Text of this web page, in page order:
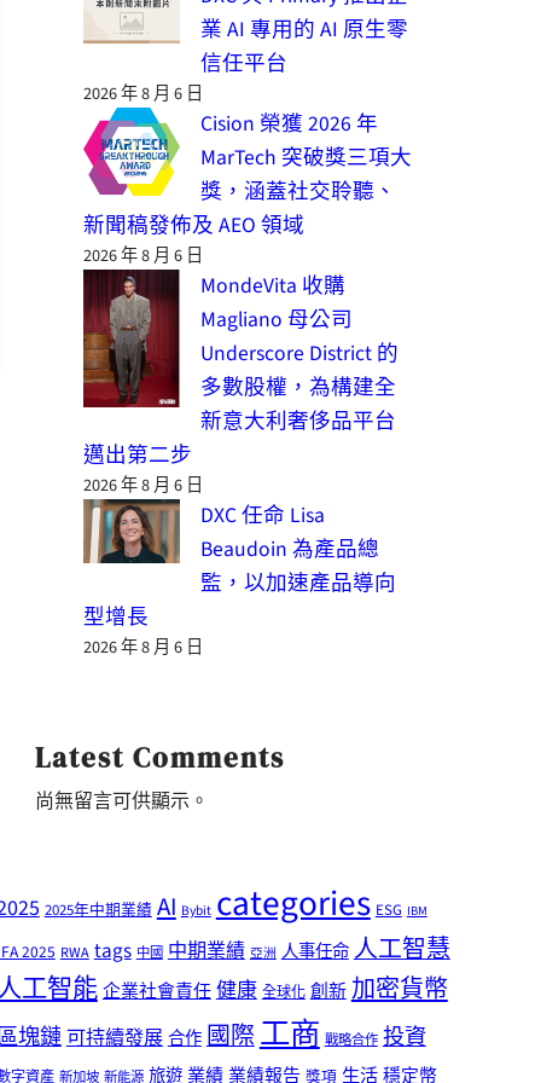
業 AI 專用的 AI 原生零
信任平台
2026 年 8 月 6 日
Cision 榮獲 2026 年
MarTech 突破獎三項大
獎，涵蓋社交聆聽、
新聞稿發佈及 AEO 領域
2026 年 8 月 6 日
MondeVita 收購
Magliano 母公司
Underscore District 的
多數股權，為構建全
新意大利奢侈品平台
邁出第二步
2026 年 8 月 6 日
DXC 任命 Lisa
Beaudoin 為產品總
監，以加速產品導向
型增長
2026 年 8 月 6 日
Latest Comments
尚無留言可供顯示。
2025年中期業績 AI Bybit categories ESG IBM
2025 RWA tags 中國 中期業績 亞洲 人事任命人工智慧
工智能企業社會責任健康 全球化 創新 加密貨幣
塊鏈可持續發展合作國際工商 戰略合作 投資
字資產 新加坡 新能源 旅遊 業績 業績報告 獎項 生活 穩定幣